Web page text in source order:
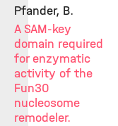
Pfander, B.
A SAM-key
domain required
for enzymatic
activity of the
Fun30
nucleosome
remodeler.